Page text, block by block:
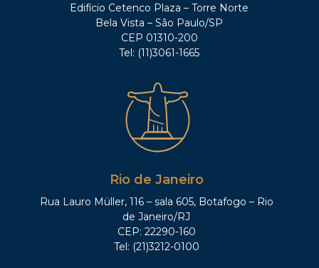
Edifício Cetenco Plaza – Torre Norte
Bela Vista – São Paulo/SP
CEP 01310-200
Tel: (11)3061-1665
Rio de Janeiro
Rua Lauro Müller, 116 – sala 605, Botafogo – Rio
de Janeiro/RJ
CEP: 22290-160
Tel: (21)3212-0100